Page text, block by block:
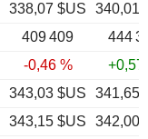
338,07 $US
340,01
409 409
444
-0,46 %
+0,57
343,03 $US
341,65
343,15 $US
342,00